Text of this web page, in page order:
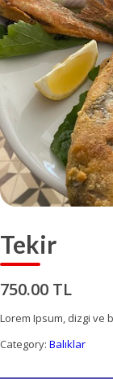
Tekir
750.00 TL
Lorem Ipsum, dizgi ve
Category: Balıklar